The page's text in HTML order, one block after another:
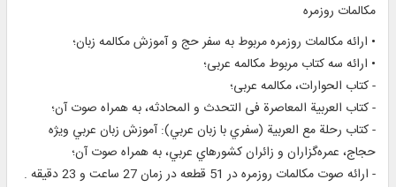
مکالمات روزمره
• ارائه مکالمات روزمره مربوط به سفر حج و آموزش مکالمه زبان؛
• ارائه سه کتاب مربوط مکالمه عربی؛
- کتاب الحوارات، مکالمه عربی؛
- کتاب العربیة المعاصرة فی التحدث و المحادثه، به همراه صوت آن؛
- کتاب رحلة مع العربية (سفري با زبان عربي): آموزش زبان عربي ويژه
حجاج، عمره‌گزاران و زائران کشورهاي عربي، به همراه صوت آن؛
- ارائه صوت مکالمات روزمره در 51 قطعه در زمان 27 ساعت و 23 دقیقه .